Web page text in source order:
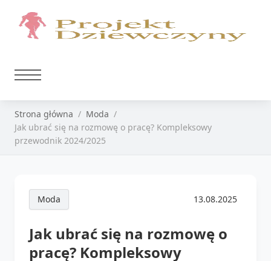
Strona główna
Moda
Jak ubrać się na rozmowę o pracę? Kompleksowy
przewodnik 2024/2025
Moda 13.08.2025
Jak ubrać się na rozmowę o
pracę? Kompleksowy